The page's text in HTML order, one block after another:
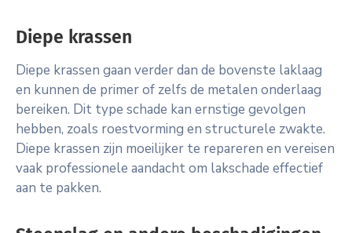
Diepe krassen
Diepe krassen gaan verder dan de bovenste laklaag
en kunnen de primer of zelfs de metalen onderlaag
bereiken. Dit type schade kan ernstige gevolgen
hebben, zoals roestvorming en structurele zwakte.
Diepe krassen zijn moeilijker te repareren en vereisen
vaak professionele aandacht om lakschade effectief
aan te pakken.